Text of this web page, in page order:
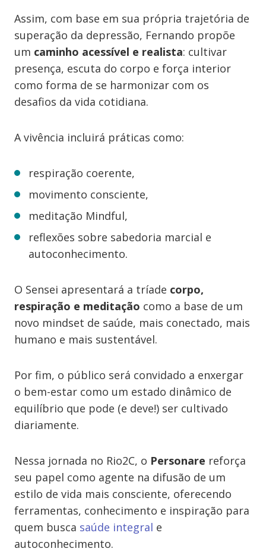
Assim, com base em sua própria trajetória de
superação da depressão, Fernando propõe
um caminho acessível e realista: cultivar
presença, escuta do corpo e força interior
como forma de se harmonizar com os
desafios da vida cotidiana.
A vivência incluirá práticas como:
respiração coerente,
movimento consciente,
meditação Mindful,
reflexões sobre sabedoria marcial e
autoconhecimento.
O Sensei apresentará a tríade corpo,
respiração e meditação como a base de um
novo mindset de saúde, mais conectado, mais
humano e mais sustentável.
Por fim, o público será convidado a enxergar
o bem-estar como um estado dinâmico de
equilíbrio que pode (e deve!) ser cultivado
diariamente.
Nessa jornada no Rio2C, o Personare reforça
seu papel como agente na difusão de um
estilo de vida mais consciente, oferecendo
ferramentas, conhecimento e inspiração para
quem busca saúde integral e
autoconhecimento.